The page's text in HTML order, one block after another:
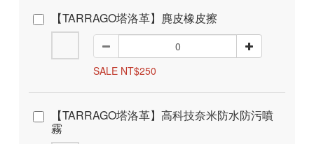
【TARRAGO塔洛革】麂皮橡皮擦
SALE NT$250
【TARRAGO塔洛革】高科技奈米防水防污噴
霧